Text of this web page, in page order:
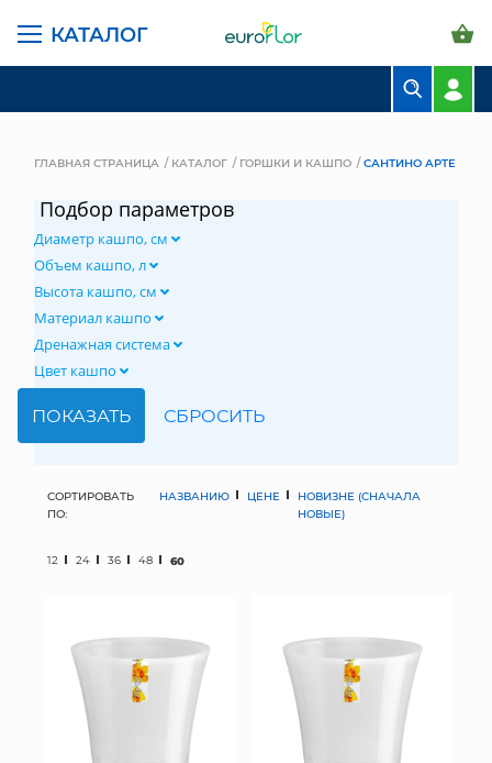
КАТАЛОГ
СВАДЕБНАЯ ФЛОРИСТИКА
КОМНАТНЫЕ РАСТЕНИЯ
ИСКУССТВЕННЫЕ ЦВЕТЫ
ГЛАВНАЯ СТРАНИЦА КАТАЛОГ ГОРШКИ И КАШПО САНТИНО АРТЕ
Подбор параметров
Диаметр кашпо, см
Объем кашпо, л
Высота кашпо, см
Материал кашпо
Дренажная система
Цвет кашпо
СОРТИРОВАТЬ
ПО:
НАЗВАНИЮ ЦЕНЕ
НОВИЗНЕ (СНАЧАЛА
НОВЫЕ)
12 24 36 48 60